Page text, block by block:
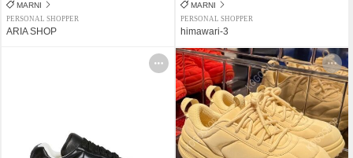
MARNI
PERSONAL SHOPPER
ARIA SHOP
MARNI
PERSONAL SHOPPER
himawari-3